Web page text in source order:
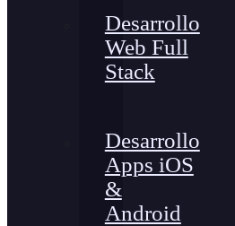
Desarrollo
Web Full
Stack
Desarrollo
Apps iOS
&
Android